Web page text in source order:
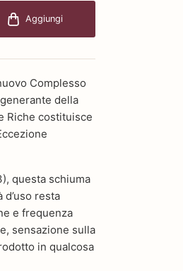
Aggiungi
Complesso
della
Riche costituisce
questa schiuma
resta
e frequenza
sensazione sulla
in qualcosa